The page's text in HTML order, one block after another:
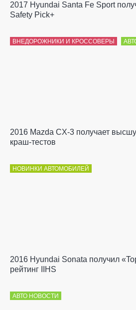
2017 Hyundai Santa Fe Sport
Safety Pick+
ВНЕДОРОЖНИКИ И КРОССОВЕРЫ
2016 Mazda CX-3 получает
краш-тестов
НОВИНКИ АВТОМОБИЛЕЙ
2016 Hyundai Sonata получил
рейтинг IIHS
АВТО НОВОСТИ